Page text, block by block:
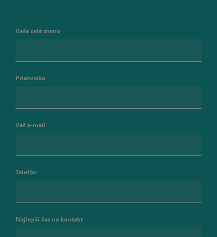
Vaše celé meno
Priezvisko
Váš e-mail
Telefón
Najlepší čas na kontakt